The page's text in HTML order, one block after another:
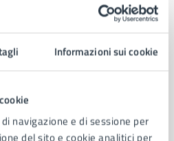
Informazioni sui cookie
navigazione e di sessione per
del sito e cookie analitici per